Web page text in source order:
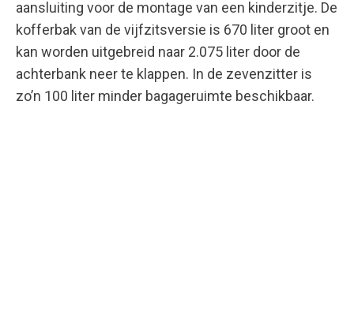
aansluiting voor de montage van een kinderzitje. De
kofferbak van de vijfzitsversie is 670 liter groot en
kan worden uitgebreid naar 2.075 liter door de
achterbank neer te klappen. In de zevenzitter is
zo’n 100 liter minder bagageruimte beschikbaar.